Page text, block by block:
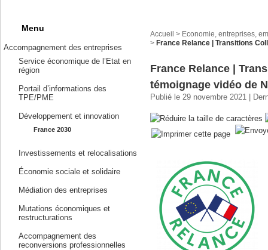
Menu
Accompagnement des entreprises
Service économique de l’Etat en
région
Portail d’informations des
TPE/PME
Développement et innovation
France 2030
Investissements et relocalisations
Économie sociale et solidaire
Médiation des entreprises
Mutations économiques et
restructurations
Accompagnement des
reconversions professionnelles
Accueil > Economie, entreprises,
> France Relance | Transitions
France Relance |
témoignage vidéo de
Publié le 29 novembre 2021 |